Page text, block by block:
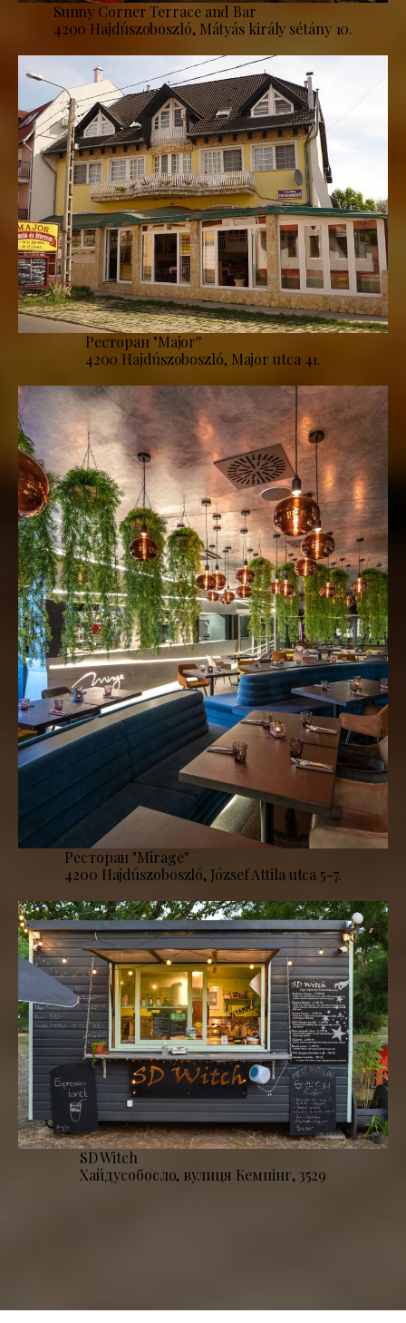
Sunny Corner Terrace and Bar
4200 Hajdúszoboszló, Mátyás király sétány 10.
Ресторан "Major''
4200 Hajdúszoboszló, Major utca 41.
Ресторан "Mirage''
4200 Hajdúszoboszló, József Attila utca 5-7.
SD Witch
Хайдусобосло, вулиця Кемпінг, 3529